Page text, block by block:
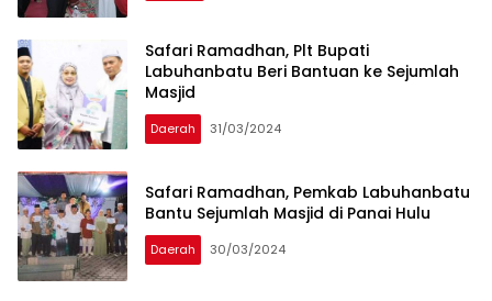
Safari Ramadhan, Plt Bupati
Labuhanbatu Beri Bantuan ke Sejumlah
Masjid
Daerah 31/03/2024
Safari Ramadhan, Pemkab Labuhanbatu
Bantu Sejumlah Masjid di Panai Hulu
Daerah 30/03/2024